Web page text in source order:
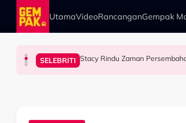
Skip to main content
UtamaVideoRancanganGempak
HIBURAN Pengarah Muzik, Komposer
SELEBRITI Stacy Rindu Zaman
SELEBRITI Bukan Penyanyi Ego, Adzrin
HIBURAN Intan Najuwa Timang Anak